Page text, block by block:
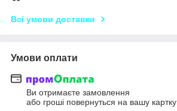
Всі умови доставки
Умови оплати
Ви отримаєте замовлення
або гроші повернуться на вашу картку